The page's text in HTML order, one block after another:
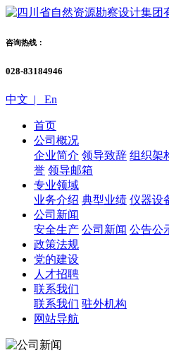
咨询热线：
028-83184946
中文 | En
首页
公司概况
企业简介 领导致辞 组织架
誉 领导邮箱
专业领域
业务介绍 典型业绩 仪器设
公司新闻
安全生产 公司新闻 公告公
政策法规
党的建设
人才招聘
联系我们
联系我们 驻外机构
网站导航